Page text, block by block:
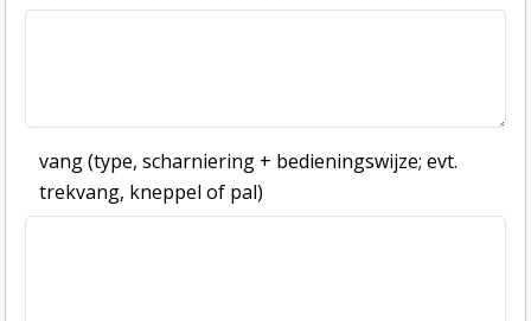
vang (type, scharniering + bedieningswijze; evt.
trekvang, kneppel of pal)